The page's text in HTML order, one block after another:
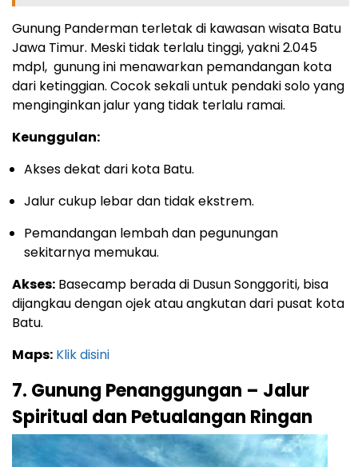
Gunung Panderman terletak di kawasan wisata Batu
Jawa Timur. Meski tidak terlalu tinggi, yakni 2.045
mdpl, gunung ini menawarkan pemandangan kota
dari ketinggian. Cocok sekali untuk pendaki solo yang
menginginkan jalur yang tidak terlalu ramai.
Keunggulan:
Akses dekat dari kota Batu.
Jalur cukup lebar dan tidak ekstrem.
Pemandangan lembah dan pegunungan
sekitarnya memukau.
Akses: Basecamp berada di Dusun Songgoriti, bisa
dijangkau dengan ojek atau angkutan dari pusat kota
Batu.
Maps: Klik disini
7. Gunung Penanggungan – Jalur
Spiritual dan Petualangan Ringan